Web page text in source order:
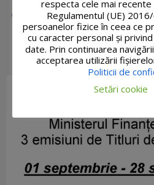
respecta cele mai
Regulamentul (UE)
persoanelor fizice în ceea ce
cu caracter personal și
date. Prin continuarea
acceptarea utilizării
Politicii de
Setări cookie